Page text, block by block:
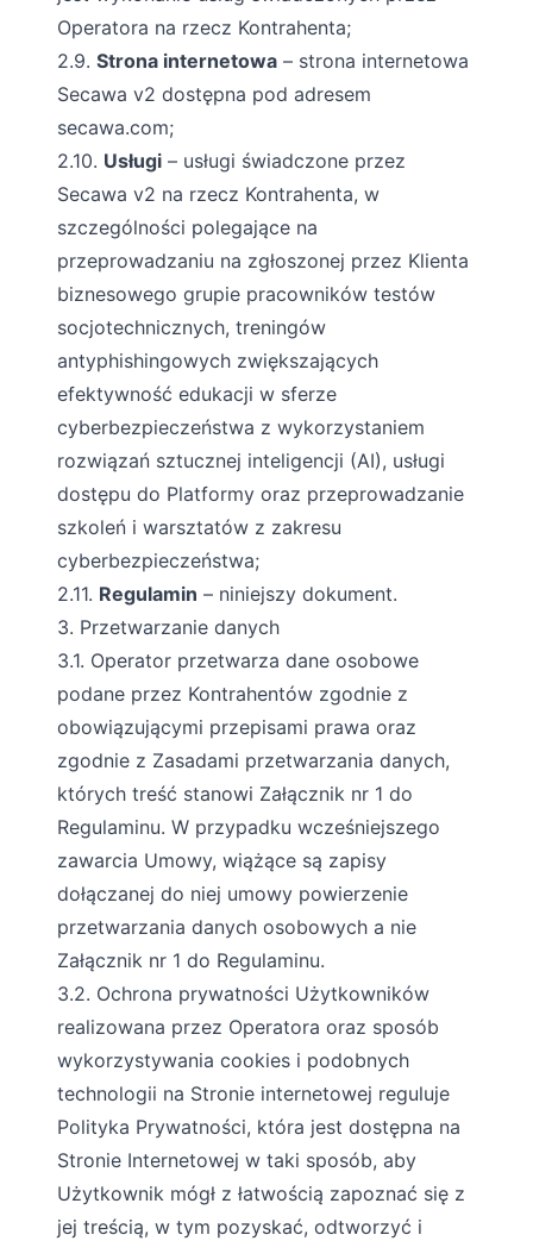
Operatora na rzecz Kontrahenta;
2.9. Strona internetowa – strona internetowa
Secawa v2 dostępna pod adresem
secawa.com;
2.10. Usługi – usługi świadczone przez
Secawa v2 na rzecz Kontrahenta, w
szczególności polegające na
przeprowadzaniu na zgłoszonej przez Klienta
biznesowego grupie pracowników testów
socjotechnicznych, treningów
antyphishingowych zwiększających
efektywność edukacji w sferze
cyberbezpieczeństwa z wykorzystaniem
rozwiązań sztucznej inteligencji (AI), usługi
dostępu do Platformy oraz przeprowadzanie
szkoleń i warsztatów z zakresu
cyberbezpieczeństwa;
2.11. Regulamin – niniejszy dokument.
3. Przetwarzanie danych
3.1. Operator przetwarza dane osobowe
podane przez Kontrahentów zgodnie z
obowiązującymi przepisami prawa oraz
zgodnie z Zasadami przetwarzania danych,
których treść stanowi Załącznik nr 1 do
Regulaminu. W przypadku wcześniejszego
zawarcia Umowy, wiążące są zapisy
dołączanej do niej umowy powierzenie
przetwarzania danych osobowych a nie
Załącznik nr 1 do Regulaminu.
3.2. Ochrona prywatności Użytkowników
realizowana przez Operatora oraz sposób
wykorzystywania cookies i podobnych
technologii na Stronie internetowej reguluje
Polityka Prywatności, która jest dostępna na
Stronie Internetowej w taki sposób, aby
Użytkownik mógł z łatwością zapoznać się z
jej treścią, w tym pozyskać, odtworzyć i